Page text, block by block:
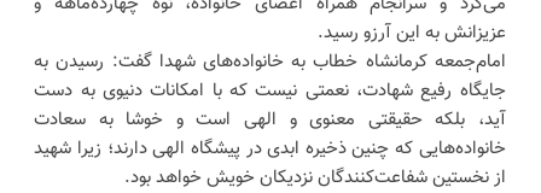
عزیزانش به این آرزو رسید.
امام‌جمعه کرمانشاه خطاب به خانواده‌های شهدا گفت: رسیدن به
جایگاه رفیع شهادت، نعمتی نیست که با امکانات دنیوی به دست
آید، بلکه حقیقتی معنوی و الهی است و خوشا به سعادت
خانواده‌هایی که چنین ذخیره ابدی در پیشگاه الهی دارند؛ زیرا شهید
از نخستین شفاعت‌کنندگان نزدیکان خویش خواهد بود.